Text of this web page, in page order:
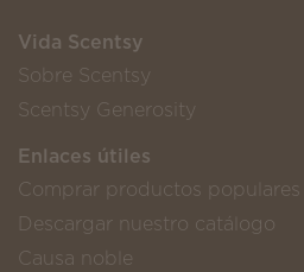
Vida Scentsy
Sobre Scentsy
Scentsy Generosity
Enlaces útiles
Comprar productos
Descargar nuestro catálogo
Causa noble